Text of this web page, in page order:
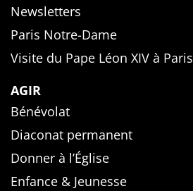
Newsletters
Paris Notre-Dame
Visite du Pape Léon XIV à Paris
AGIR
Bénévolat
Diaconat permanent
Donner à l’Église
Enfance & Jeunesse